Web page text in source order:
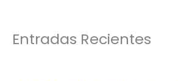
Entradas Recientes